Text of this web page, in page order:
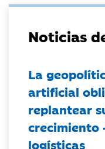
Noticias
La
artificial
replantear
crecimiento
logísticas